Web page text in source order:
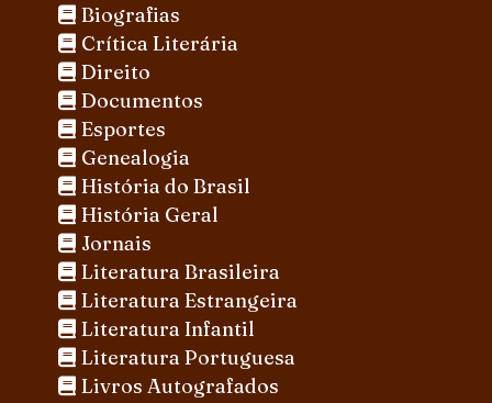
Biografias
Crítica Literária
Direito
Documentos
Esportes
Genealogia
História do Brasil
História Geral
Jornais
Literatura Brasileira
Literatura Estrangeira
Literatura Infantil
Literatura Portuguesa
Livros Autografados